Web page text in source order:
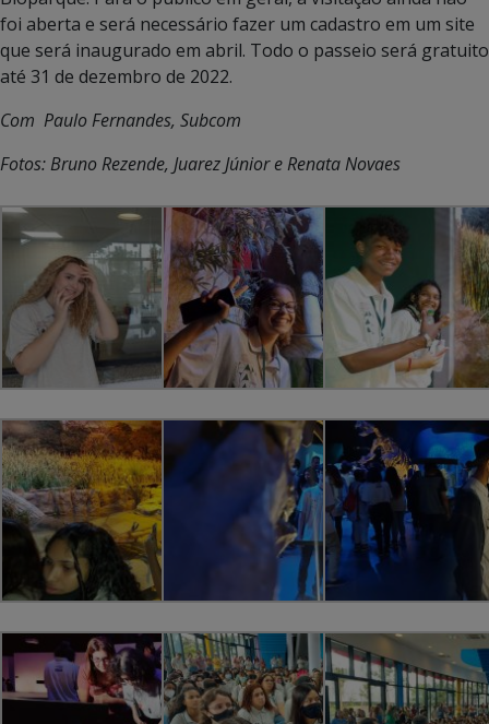
foi aberta e será necessário fazer um cadastro em um site
que será inaugurado em abril. Todo o passeio será gratuito
até 31 de dezembro de 2022.
Com Paulo Fernandes, Subcom
Fotos: Bruno Rezende, Juarez Júnior e Renata Novaes